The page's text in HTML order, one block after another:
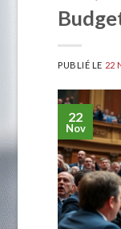
PUBLIÉ LE 22
22
Nov